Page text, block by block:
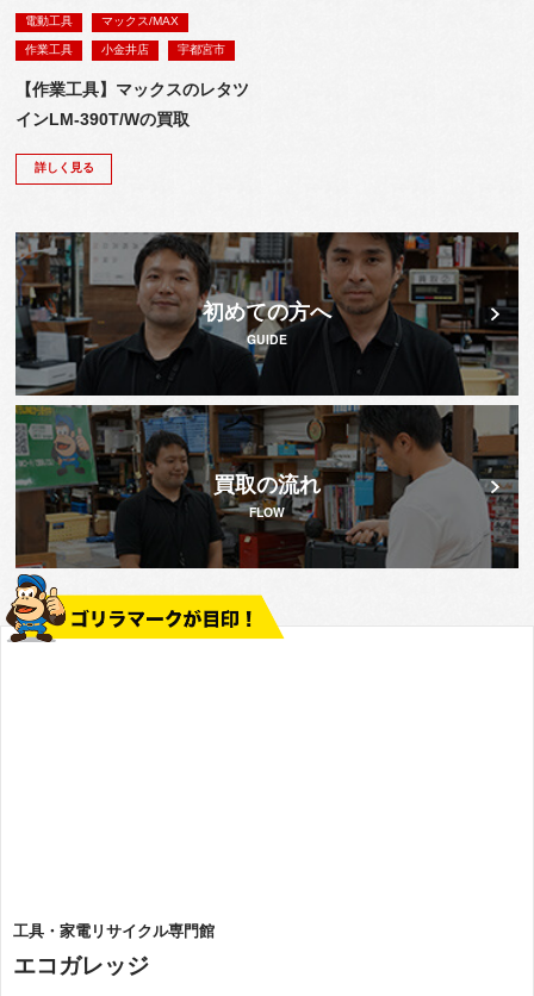
電動工具 マックス/MAX
作業工具 小金井店 宇都宮市
【作業工具】マックスのレタツ
インLM-390T/Wの買取
詳しく見る
初めての方へ
GUIDE
買取の流れ
FLOW
工具・家電リサイクル専門館
エコガレッジ